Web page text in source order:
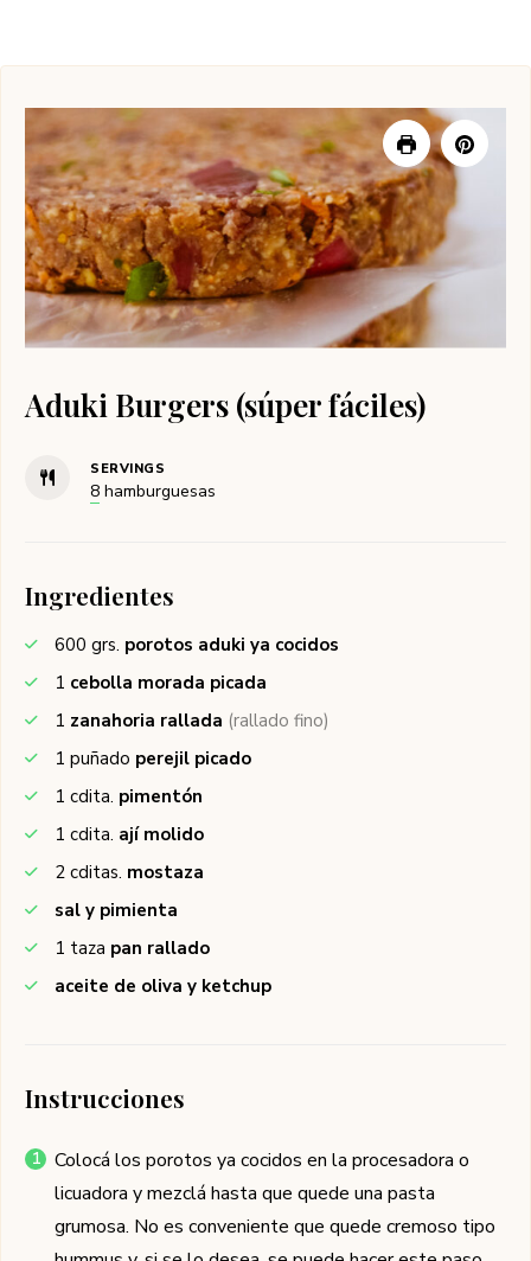
Aduki Burgers (súper fáciles)
SERVINGS
8 hamburguesas
Ingredientes
600 grs. porotos aduki ya cocidos
1 cebolla morada picada
1 zanahoria rallada (rallado fino)
1 puñado perejil picado
1 cdita. pimentón
1 cdita. ají molido
2 cditas. mostaza
sal y pimienta
1 taza pan rallado
aceite de oliva y ketchup
Instrucciones
Colocá los porotos ya cocidos en la procesadora o
licuadora y mezclá hasta que quede una pasta
grumosa. No es conveniente que quede cremoso tipo